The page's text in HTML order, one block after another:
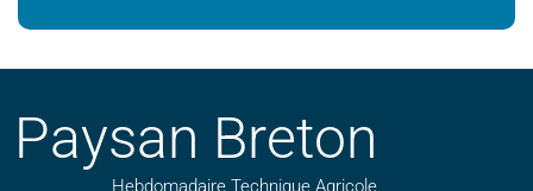
Paysan Breton
Hebdomadaire Technique Agricole